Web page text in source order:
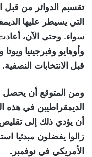
تقسيم الدوائر من قبل
التي يسيطر عليها
سواء. وحتى الآن،
وأوهايو وفيرجينيا
قبل الانتخابات النصفية.
ومن المتوقع أن يحصل
الديمقراطيين في هذه
أن يؤدي ذلك إلى تقليص
زالوا يفضلون مبدئيا
الأمريكي في نوفمبر.